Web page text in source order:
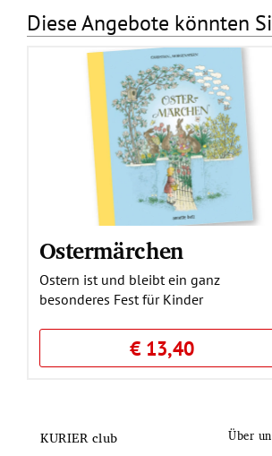
Diese Angebote könnten
Ostermärchen
Ostern ist und bleibt ein ganz
besonderes Fest für Kinder
€ 13,40
KURIER club Über